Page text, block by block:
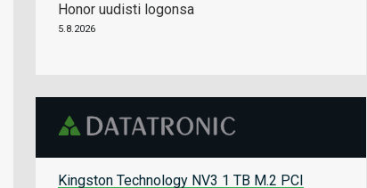
Honor uudisti logonsa
5.8.2026
Kingston Technology NV3 1 TB M.2 PCI